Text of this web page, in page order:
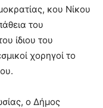
κου Νίκου
του
ίδιου του
χορηγοί το
ο Δήμος